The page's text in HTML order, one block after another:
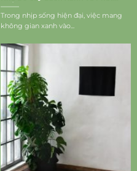
Triển Tốt
Trong nhịp sống hiện đại, việc mang
không gian xanh vào...